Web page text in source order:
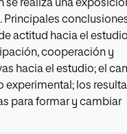
realiza una
actitud hacia el estudio
cooperación y
hacia el estudio; el
experimental; los
para formar y cambiar